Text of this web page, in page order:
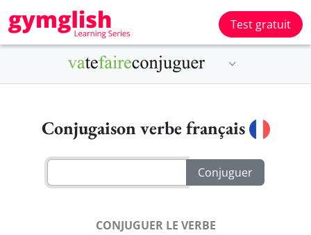
Test gratuit
Conjugaison verbe français
CONJUGUER LE VERBE